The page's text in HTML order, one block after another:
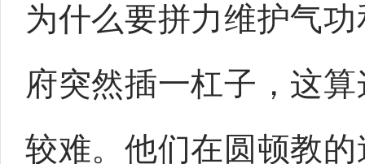
为什么要拼力维护气
府突然插一杠子，这
较难。他们在圆顿教